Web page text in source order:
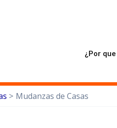
¿Por
Mudanzas de Casas